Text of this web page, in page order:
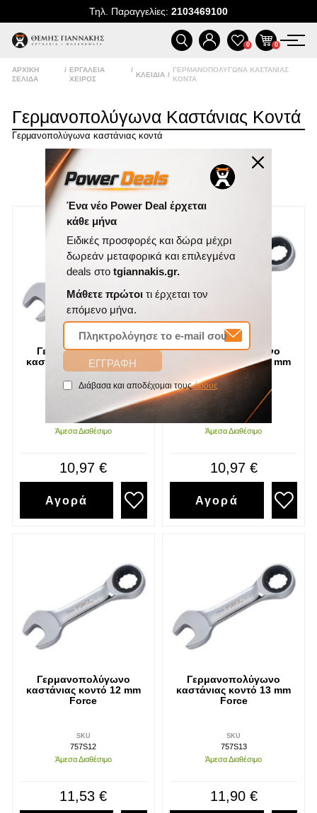
Τηλ. Παραγγελίες: 2103469100
ΠΡΟΪΌΝΤΑ
ΠΡΟΣΦΟΡΈΣ
ΝΈΕΣ ΑΦΊΞΕΙΣ
ΕΠΙΚΟΙΝΩΝΊΑ
ΝΈΑ & ΆΡΘΡΑ
0 0
ΑΡΧΙΚΉ
ΣΕΛΊΔΑ
/ ΕΡΓΑΛΕΊΑ
ΧΕΙΡΌΣ
/
ΚΛΕΙΔΙΆ /
ΓΕΡΜΑΝΟΠΟΛΎΓΩΝΑ ΚΑΣΤΆΝΙΑΣ
ΚΟΝΤΆ
Γερμανοπολύγωνα Καστάνιας Κοντά
Γερμανοπολύγωνα καστάνιας κοντά
ΤΑΞΙΝΌΜΗΣΗ
ΕΜΦΆΝΙΣΗ ΑΝΆ ΣΕΛΊΔΑ
Γερμανοπολύγωνο
καστάνιας κοντό 10 mm
Force
757S10
Άμεσα Διαθέσιμο
10,97 €
Αγορά
Γερμανοπολύγωνο
καστάνιας κοντό 11 mm
Force
757S11
Άμεσα Διαθέσιμο
10,97 €
Αγορά
Γερμανοπολύγωνο
καστάνιας κοντό 12 mm
Force
SKU
757S12
Άμεσα Διαθέσιμο
11,53 €
Γερμανοπολύγωνο
καστάνιας κοντό 13 mm
Force
SKU
757S13
Άμεσα Διαθέσιμο
11,90 €
Ένα νέο Power Deal έρχεται
κάθε μήνα
Ειδικές προσφορές και δώρα μέχρι
δωρεάν μεταφορικά και επιλεγμένα
deals στο tgiannakis.gr.
Μάθετε πρώτοι τι έρχεται τον
επόμενο μήνα.
Διάβασα και αποδέχομαι τουςόρους